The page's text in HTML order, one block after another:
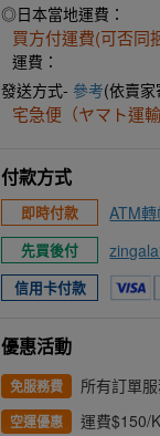
◎日本當地運費：
買方付運費(可否同
運費：
發送方式- 參考(依賣家
宅急便（ヤマト運輸
付款方式
即時付款 ATM
先買後付
信用卡付款
優惠活動
免服務費 所有訂單
空運優惠 運費$150/